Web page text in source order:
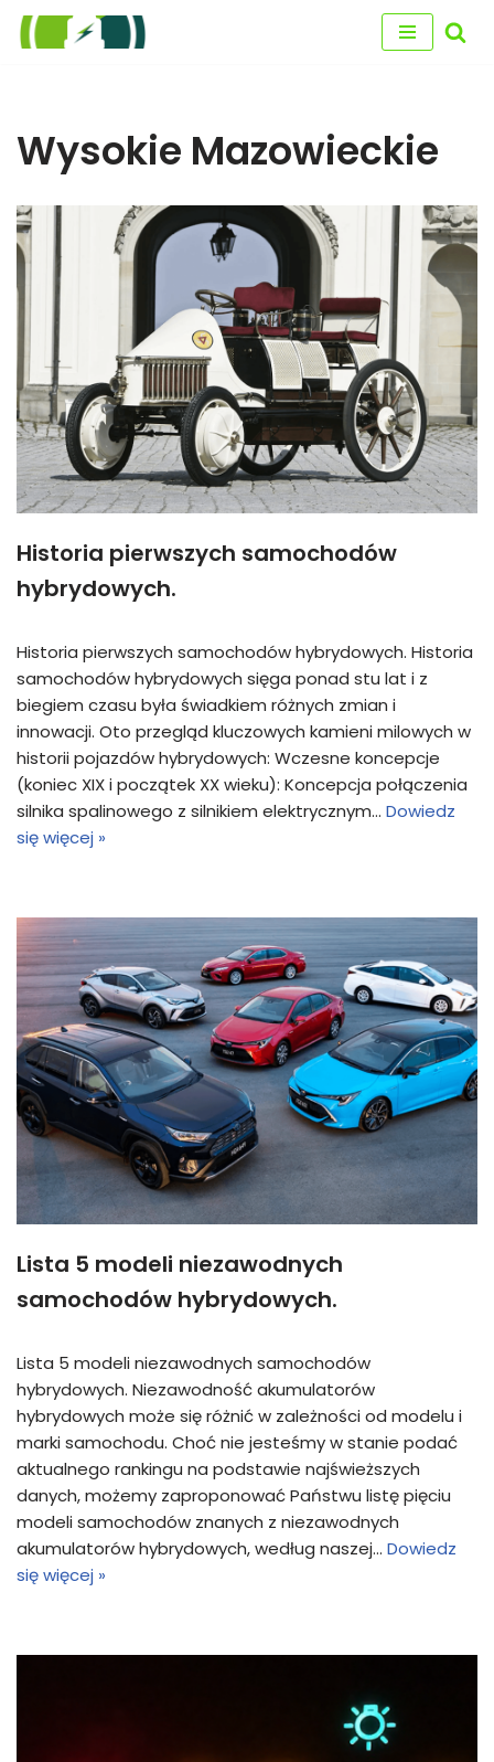
Wysokie Mazowieckie
Historia pierwszych samochodów
hybrydowych.
Historia pierwszych samochodów hybrydowych. Historia
samochodów hybrydowych sięga ponad stu lat i z
biegiem czasu była świadkiem różnych zmian i
innowacji. Oto przegląd kluczowych kamieni milowych w
historii pojazdów hybrydowych: Wczesne koncepcje
(koniec XIX i początek XX wieku): Koncepcja połączenia
silnika spalinowego z silnikiem elektrycznym… Dowiedz
się więcej »
Lista 5 modeli niezawodnych
samochodów hybrydowych.
Lista 5 modeli niezawodnych samochodów
hybrydowych. Niezawodność akumulatorów
hybrydowych może się różnić w zależności od modelu i
marki samochodu. Choć nie jesteśmy w stanie podać
aktualnego rankingu na podstawie najświeższych
danych, możemy zaproponować Państwu listę pięciu
modeli samochodów znanych z niezawodnych
akumulatorów hybrydowych, według naszej… Dowiedz
się więcej »